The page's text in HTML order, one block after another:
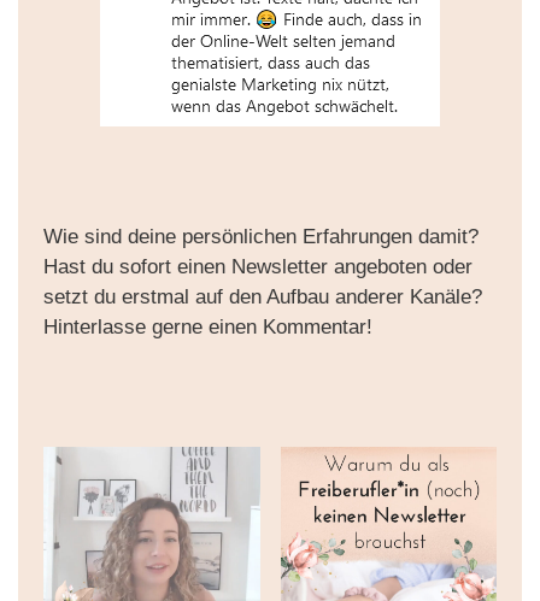
Wie sind deine persönlichen Erfahrungen damit?
Hast du sofort einen Newsletter angeboten oder
setzt du erstmal auf den Aufbau anderer Kanäle?
Hinterlasse gerne einen Kommentar!